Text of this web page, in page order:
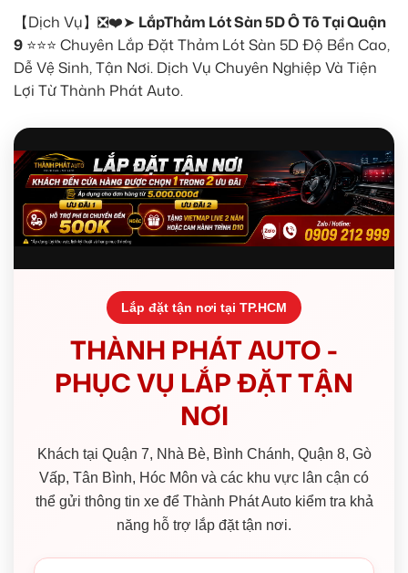
【Dịch Vụ】❎❤️➤ LắpThảm Lót Sàn 5D Ô Tô Tại Quận
9 ⭐⭐⭐ Chuyên Lắp Đặt Thảm Lót Sàn 5D Độ Bền Cao,
Dễ Vệ Sinh, Tận Nơi. Dịch Vụ Chuyên Nghiệp Và Tiện
Lợi Từ Thành Phát Auto.
Lắp đặt tận nơi tại TP.HCM
THÀNH PHÁT AUTO -
PHỤC VỤ LẮP ĐẶT TẬN
NƠI
Khách tại Quận 7, Nhà Bè, Bình Chánh, Quận 8, Gò
Vấp, Tân Bình, Hóc Môn và các khu vực lân cận có
thể gửi thông tin xe để Thành Phát Auto kiểm tra khả
năng hỗ trợ lắp đặt tận nơi.